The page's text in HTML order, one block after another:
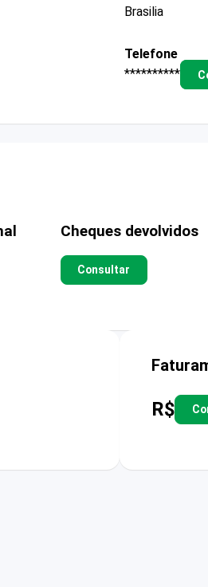
Brasilia
Telefone
**********
Cheques devolvidos
Consultar
R$